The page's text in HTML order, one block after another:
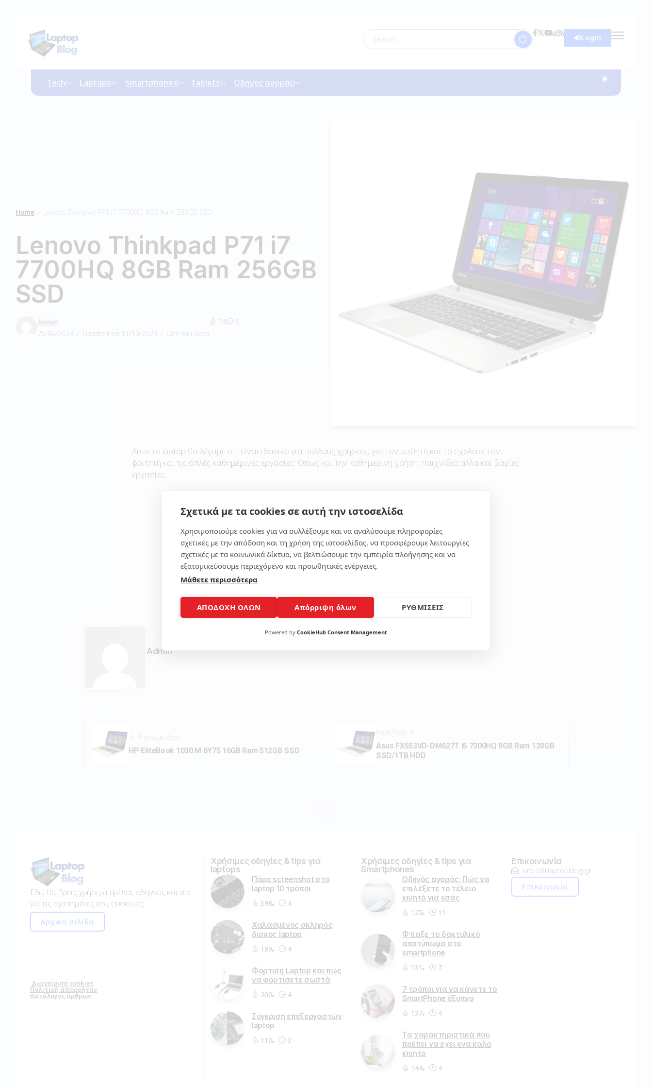
Login
Tech Laptops Smartphones Tablets Οδηγος αγορας
Home Lenovo Thinkpad P71 i7 7700HQ 8GB Ram 256GB SSD
Lenovo Thinkpad P71 i7
7700HQ 8GB Ram 256GB
SSD
Admin
26/04/2023
Updated on 11/10/2023 One Min Read
34 0
Αυτο το laptop θα λέγαμε ότι είναι ιδανικό για πολλούς χρήστες, για τον μαθητή και το σχολείο, τον
φοιτητή και τις απλές καθημερινές εργασίες. Όπως και την καθημερινή χρήση, παιχνίδια αλλα και βαρίες
εργασίες.
Μοίρασε το άρθρο
Admin
Previous Post
HP EliteBook 1030 M 6Y75 16GB Ram 512GB SSD
Next Post
Asus FX553VD-DM627T i5 7300HQ 8GB Ram 128GB
SSD/1TB HDD
Εδώ θα Βρεις χρήσιμα άρθρα, οδηγούς και νέα
για τις αγαπημένες σου συσκευές.
Αρχική σελίδα
Διαχείριση cookies
Πολιτική απορρήτου
Κατάλογος άρθρων
Χρήσιμες οδηγίες & tips για
laptops
Πάρε screenshot στο
laptop 10 τρόποι
398
4
Χαλασμένος σκληρός
δίσκος laptop
189
4
Φόρτιση Laptop και πως
να φορτίσετε σωστά
200
4
Σύγκριση επεξεργαστών
laptop
110
3
Χρήσιμες οδηγίες & tips για
Smartphones
Οδηγός αγοράς: Πώς να
επιλέξετε το τέλειο
κινητό για εσάς
125
11
Φτίαξε το δακτυλικό
αποτύπωμα στο
smartphone
131
7
7 τρόποι για να κάνετε το
SmartPhone έξυπνο
137
4
Τα χαρακτηριστικά που
πρέπει να εχει ενα καλο
κινητο
144
4
Επικοινωνία
info (at) laptopblog.gr
Επικοινωνία
Σχετικά με τα cookies σε αυτή την ιστοσελίδα
Χρησιμοποιούμε cookies για να συλλέξουμε και να αναλύσουμε πληροφορίες
σχετικές με την απόδοση και τη χρήση της ιστοσελίδας, να προσφέρουμε λειτουργίες
σχετικές με τα κοινωνικά δίκτυα, να βελτιώσουμε την εμπειρία πλοήγησης και να
εξατομικεύσουμε περιεχόμενο και προωθητικές ενέργειες.
Μάθετε περισσότερα
ΑΠΟΔΟΧΗ ΟΛΩΝ Απόρριψη όλων ΡΥΘΜΙΣΕΙΣ
Powered by CookieHub Consent Management